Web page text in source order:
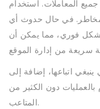
المعاملات. استخدام
في حال حدوث أي
فوري، مما يمكن أن
اتباعها، إضافة إلى
بالعمليات دون الكثير من
المتاعب.